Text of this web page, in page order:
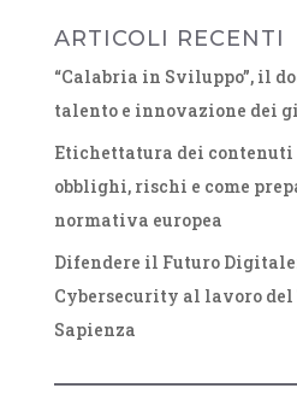
ARTICOLI RECENTI
“Calabria in Sviluppo”, il
talento e innovazione dei
Etichettatura dei contenuti
obblighi, rischi e come
normativa europea
Difendere il Futuro
Cybersecurity al lavoro del
Sapienza